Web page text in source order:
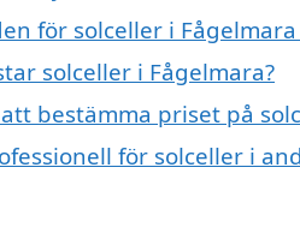
för solceller i
solceller i Fågelmara?
bestämma priset på
för solceller i